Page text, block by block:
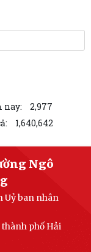
nay:
2,977
1,640,642
Ngô
Uỷ ban nhân
phố Hải